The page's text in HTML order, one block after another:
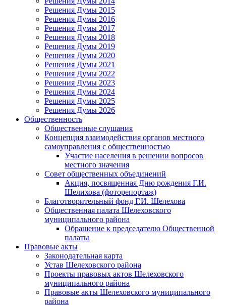
Решения Думы 2015
Решения Думы 2016
Решения Думы 2017
Решения Думы 2018
Решения Думы 2019
Решения Думы 2020
Решения Думы 2021
Решения Думы 2022
Решения Думы 2023
Решения Думы 2024
Решения Думы 2025
Решения Думы 2026
Общественность
Общественные слушания
Концепция взаимодействия органов местного
самоуправления с общественностью
Участие населения в решении вопросов
местного значения
Совет общественных объединений
Акция, посвященная Дню рождения Г.И.
Шелихова (фоторепортаж)
Благотворительный фонд Г.И. Шелехова
Общественная палата Шелеховского
муниципального района
Обращение к председателю Общественной
палаты
Правовые акты
Законодательная карта
Устав Шелеховского района
Проекты правовых актов Шелеховского
муниципального района
Правовые акты Шелеховского муниципального
района